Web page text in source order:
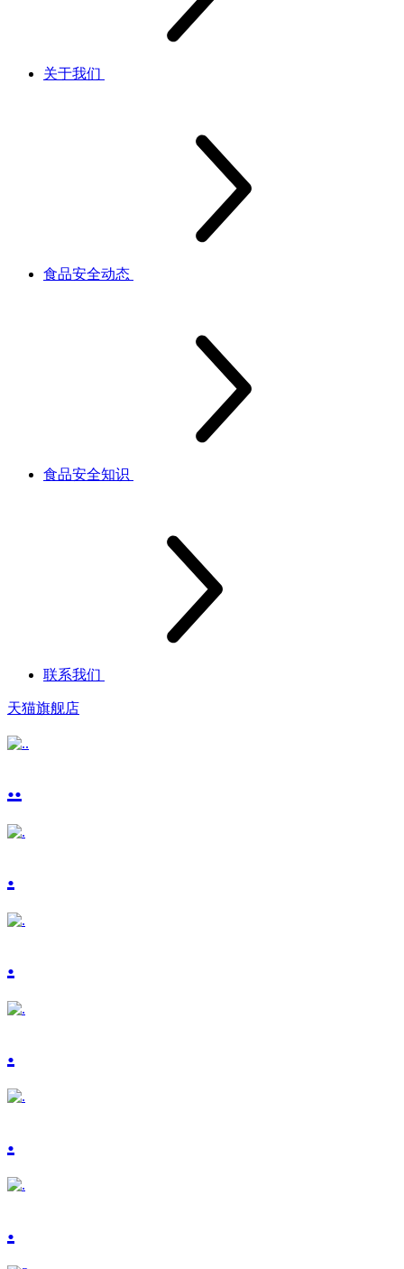
关于我们
食品安全动态
食品安全知识
联系我们
天猫旗舰店
..
.
.
.
.
.